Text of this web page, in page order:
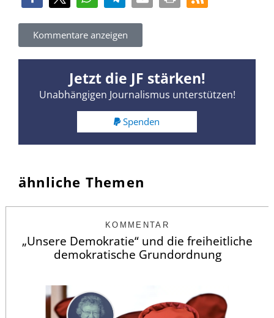
Kommentare anzeigen
Jetzt die JF stärken!
Unabhängigen Journalismus unterstützen!
Spenden
ähnliche Themen
KOMMENTAR
„Unsere Demokratie“ und die freiheitliche
demokratische Grundordnung